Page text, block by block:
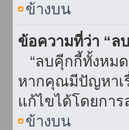
ข้างบน
ข้อความที่ว่า “ล
“ลบคุีกกี้ทั้งหม
หากคุณมีปัญหาเ
แก้ไขได้โดยกา
ข้างบน